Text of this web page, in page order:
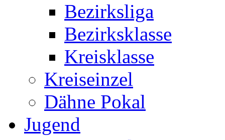
Bezirksliga
Bezirksklasse
Kreisklasse
Kreiseinzel
Dähne Pokal
Jugend